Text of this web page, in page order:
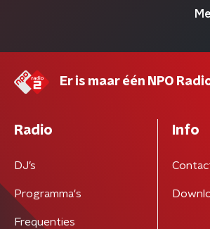
Er is maar één NPO
Radio
DJ’s
Programma's
Frequenties
Info